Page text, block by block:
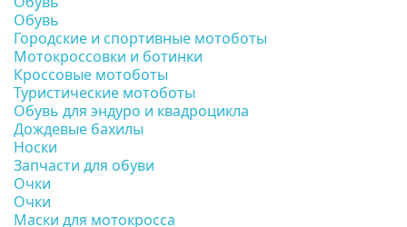
Обувь
Городские и спортивные мотоботы
Мотокроссовки и ботинки
Кроссовые мотоботы
Туристические мотоботы
Обувь для эндуро и квадроцикла
Дождевые бахилы
Носки
Запчасти для обуви
Очки
Очки
Маски для мотокросса